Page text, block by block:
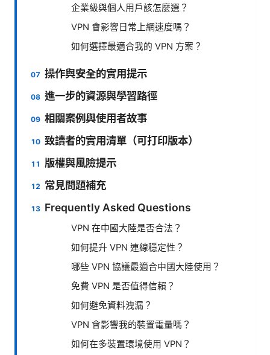
企業級與個人用戶該怎麼選？
VPN 會影響日常上網速度嗎？
如何選擇最適合我的 VPN 方案？
操作與安全的實用提示
進一步的資源與學習路徑
相關案例與使用者故事
致讀者的實用清單（可打印版本）
版權與風險提示
常見問題補充
Frequently Asked Questions
VPN 在中國大陸是否合法？
如何提升 VPN 連線穩定性？
哪些 VPN 協議最適合中國大陸使用？
免費 VPN 是否值得信賴？
如何避免資料洩漏？
VPN 會影響我的裝置電量嗎？
如何在多裝置環境使用 VPN？